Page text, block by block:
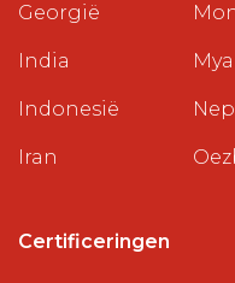
Georgië
India
Indonesië
Iran
Certificeringen